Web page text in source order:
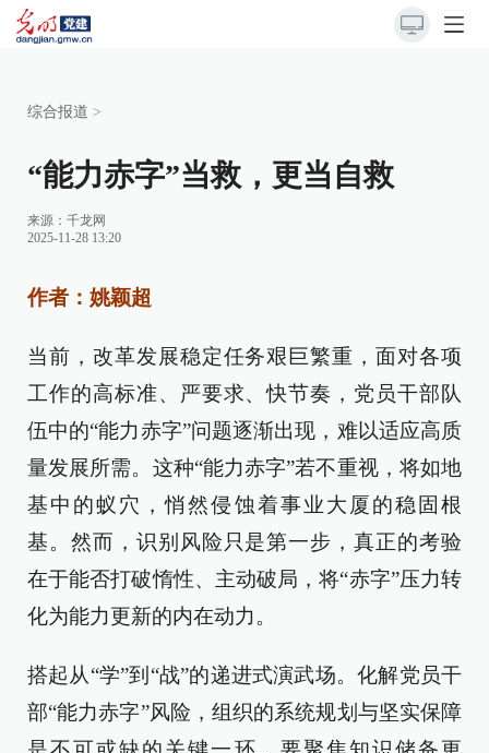
综合报道 >
“能力赤字”当救，更当自救
来源： 千龙网
2025-11-28 13:20
作者：姚颖超
当前，改革发展稳定任务艰巨繁重，面对各项
工作的高标准、严要求、快节奏，党员干部队
伍中的“能力赤字”问题逐渐出现，难以适应高质
量发展所需。这种“能力赤字”若不重视，将如地
基中的蚁穴，悄然侵蚀着事业大厦的稳固根
基。然而，识别风险只是第一步，真正的考验
在于能否打破惰性、主动破局，将“赤字”压力转
化为能力更新的内在动力。
搭起从“学”到“战”的递进式演武场。化解党员干
部“能力赤字”风险，组织的系统规划与坚实保障